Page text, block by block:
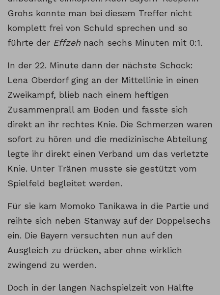
Grohs konnte man bei diesem Treffer nicht
komplett frei von Schuld sprechen und so
führte der Effzeh nach sechs Minuten mit 0:1.
In der 22. Minute dann der nächste Schock:
Lena Oberdorf ging an der Mittellinie in einen
Zweikampf, blieb nach einem heftigen
Zusammenprall am Boden und fasste sich
direkt an ihr rechtes Knie. Die Schmerzen waren
sofort zu hören und die medizinische Abteilung
legte ihr direkt einen Verband um das verletzte
Knie. Unter Tränen musste sie gestützt vom
Spielfeld begleitet werden.
Für sie kam Momoko Tanikawa in die Partie und
reihte sich neben Stanway auf der Doppelsechs
ein. Die Bayern versuchten nun auf den
Ausgleich zu drücken, aber ohne wirklich
zwingend zu werden.
Doch in der langen Nachspielzeit von Hälfte